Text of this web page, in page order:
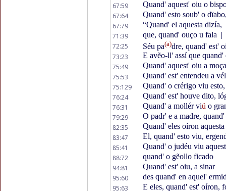
67:59
Quand' aquest' oiu o
67:64
Quand' esto soub' o
67:79
“Quand' el aquesta dizía,
71:39
que, quand' ouço u fala |
72:25
Séu pa(a)dre, quand' est'
73:23
E avẽo-ll' assí que quand'
75:49
Quand' aquest' oiu a
75:53
Quand' est' entendeu a
75:129
Quand' o crérigo viu
76:24
Quand' est' houve dito,
76:31
Quand' a mollér viü o
79:29
O padr' e a madre,
82:35
Quand' eles oíron
83:47
El, quand' esto viu,
85:41
Quand' o judéu viu
88:72
quand' o gẽollo ficado
94:81
Quand' est' oiu, a sinar
95:60
des quand' en aquel'
95:63
E eles, quand' est' oíron,